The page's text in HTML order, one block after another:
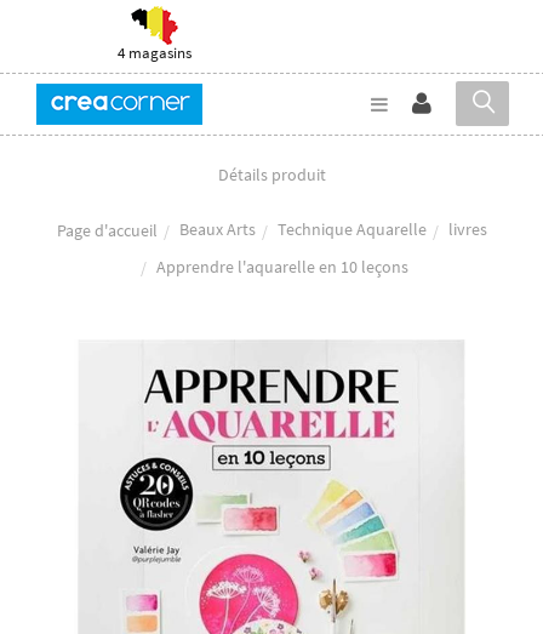
4 magasins
Détails produit
Page d'accueil Beaux Arts Technique Aquarelle
livres
Apprendre l'aquarelle en 10 leçons